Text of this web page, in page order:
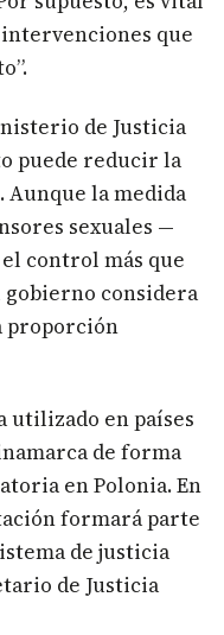
que
de Justicia
puede reducir la
Aunque la medida
sexuales —
control más que
considera
proporción
utilizado en países
de forma
en Polonia. En
formará parte
de justicia
de Justicia